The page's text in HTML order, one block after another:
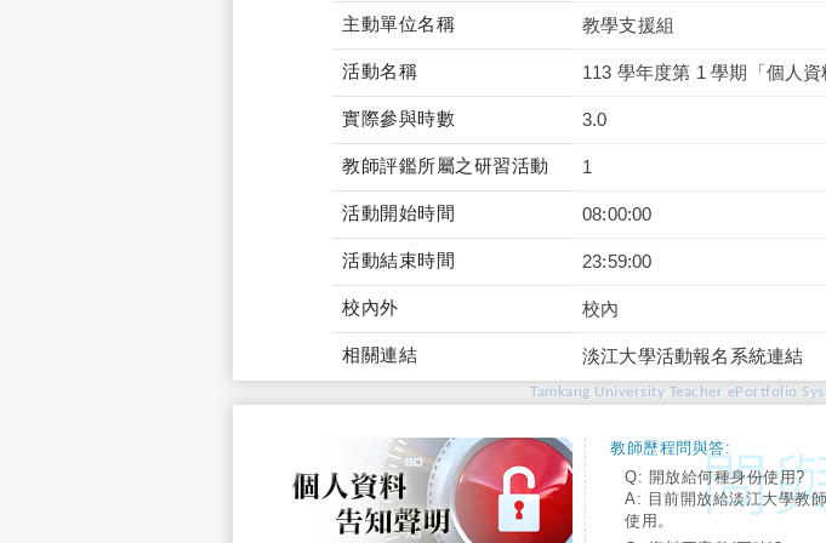
主動單位名稱 教學支援組
活動名稱 113 學年度第 1 學期「個人
實際參與時數 3.0
教師評鑑所屬之研習活動 1
活動開始時間 08:00:00
活動結束時間 23:59:00
校內外 校內
相關連結 淡江大學活動報名系統連結
Tamkang University Teacher ePortfolio
教師歷程問與答:
Q: 開放給何種身份使用?
A: 目前開放給淡江大學教
使用。